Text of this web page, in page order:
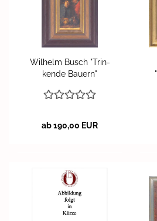
Wil­helm Busch "Trin­
ken­de Bau­ern"
ab 190,00 EUR